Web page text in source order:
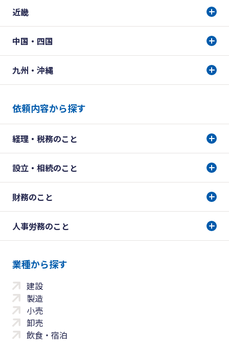
近畿
中国・四国
九州・沖縄
依頼内容から探す
経理・税務のこと
設立・相続のこと
財務のこと
人事労務のこと
業種から探す
建設
製造
小売
卸売
飲食・宿泊